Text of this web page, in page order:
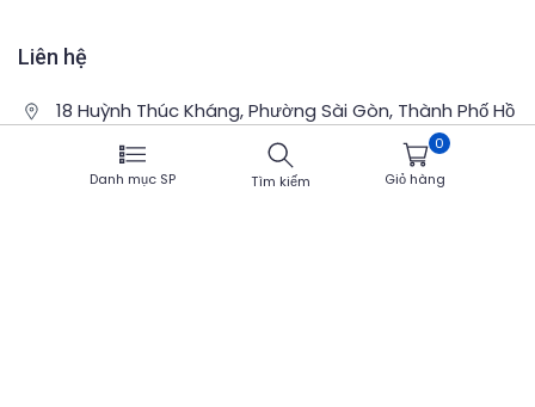
Danh mục SP Tìm kiếm Giỏ hàng
0
Liên hệ
18 Huỳnh Thúc Kháng, Phường Sài Gòn, Thành Phố Hồ
0949151517